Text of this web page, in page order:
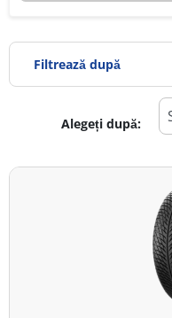
Filtrează după
Toate tipurile (6)
Alegeți după: